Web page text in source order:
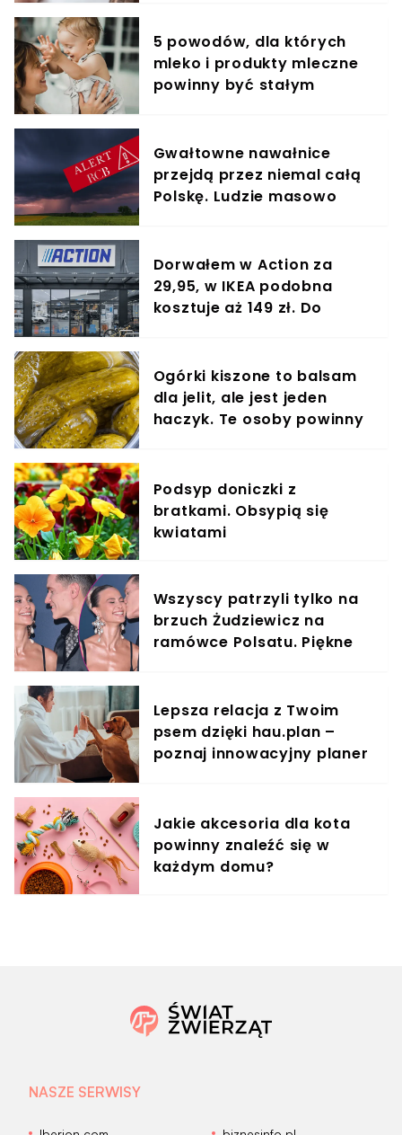
5 powodów, dla których
mleko i produkty mleczne
powinny być stałym
Gwałtowne nawałnice
przejdą przez niemal całą
Polskę. Ludzie masowo
Dorwałem w Action za
29,95, w IKEA podobna
kosztuje aż 149 zł. Do
Ogórki kiszone to balsam
dla jelit, ale jest jeden
haczyk. Te osoby powinny
Podsyp doniczki z
bratkami. Obsypią się
kwiatami
Wszyscy patrzyli tylko na
brzuch Żudziewicz na
ramówce Polsatu. Piękne
Lepsza relacja z Twoim
psem dzięki hau.plan –
poznaj innowacyjny planer
Jakie akcesoria dla kota
powinny znaleźć się w
każdym domu?
NASZE SERWISY